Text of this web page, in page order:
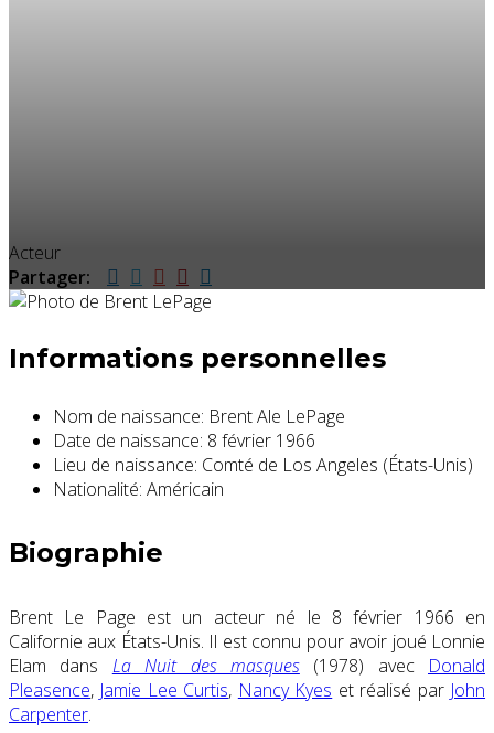
Acteur
Partager:
Informations personnelles
Nom de naissance: Brent Ale LePage
Date de naissance: 8 février 1966
Lieu de naissance: Comté de Los Angeles (États-Unis)
Nationalité: Américain
Biographie
Brent Le Page est un acteur né le 8 février 1966 en
Californie aux États-Unis. Il est connu pour avoir joué Lonnie
Elam dans La Nuit des masques(1978) avec Donald
Pleasence, Jamie Lee Curtis, Nancy Kyes et réalisé par John
Carpenter.